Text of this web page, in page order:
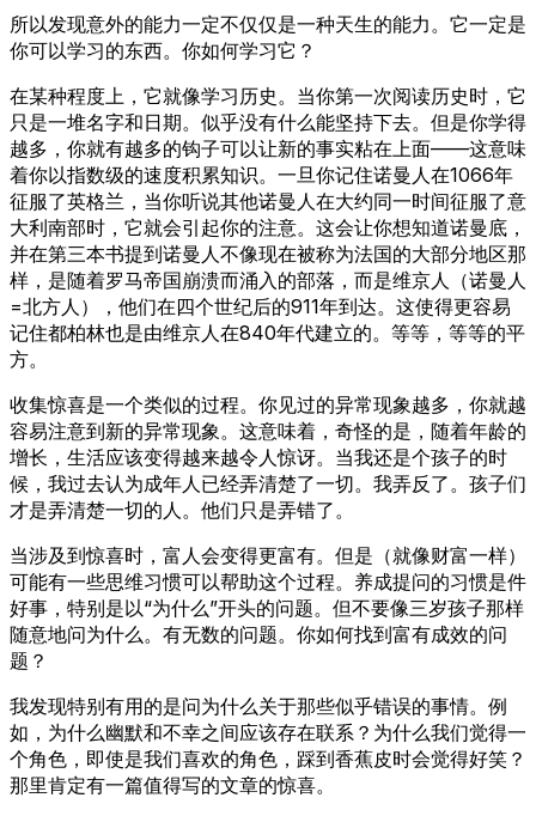
所以发现意外的能力一定不仅仅是一种天生的能力。它一定是
你可以学习的东西。你如何学习它？
在某种程度上，它就像学习历史。当你第一次阅读历史时，它
只是一堆名字和日期。似乎没有什么能坚持下去。但是你学得
越多，你就有越多的钩子可以让新的事实粘在上面——这意味
着你以指数级的速度积累知识。一旦你记住诺曼人在1066年
征服了英格兰，当你听说其他诺曼人在大约同一时间征服了意
大利南部时，它就会引起你的注意。这会让你想知道诺曼底，
并在第三本书提到诺曼人不像现在被称为法国的大部分地区那
样，是随着罗马帝国崩溃而涌入的部落，而是维京人（诺曼人
=北方人），他们在四个世纪后的911年到达。这使得更容易
记住都柏林也是由维京人在840年代建立的。等等，等等的平
方。
收集惊喜是一个类似的过程。你见过的异常现象越多，你就越
容易注意到新的异常现象。这意味着，奇怪的是，随着年龄的
增长，生活应该变得越来越令人惊讶。当我还是个孩子的时
候，我过去认为成年人已经弄清楚了一切。我弄反了。孩子们
才是弄清楚一切的人。他们只是弄错了。
当涉及到惊喜时，富人会变得更富有。但是（就像财富一样）
可能有一些思维习惯可以帮助这个过程。养成提问的习惯是件
好事，特别是以“为什么”开头的问题。但不要像三岁孩子那样
随意地问为什么。有无数的问题。你如何找到富有成效的问
题？
我发现特别有用的是问为什么关于那些似乎错误的事情。例
如，为什么幽默和不幸之间应该存在联系？为什么我们觉得一
个角色，即使是我们喜欢的角色，踩到香蕉皮时会觉得好笑？
那里肯定有一篇值得写的文章的惊喜。